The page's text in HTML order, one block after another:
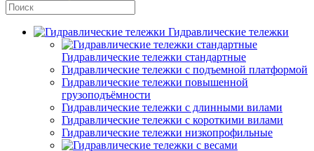
Гидравлические тележки
Гидравлические тележки стандартные
Гидравлические тележки с подъемной платформой
Гидравлические тележки повышенной
грузоподъёмности
Гидравлические тележки с длинными вилами
Гидравлические тележки с короткими вилами
Гидравлические тележки низкопрофильные